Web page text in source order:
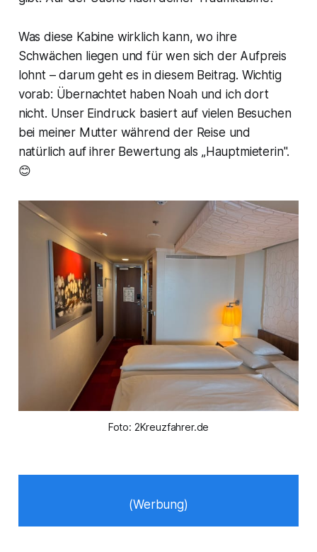
Was diese Kabine wirklich kann, wo ihre
Schwächen liegen und für wen sich der Aufpreis
lohnt – darum geht es in diesem Beitrag. Wichtig
vorab: Übernachtet haben Noah und ich dort
nicht. Unser Eindruck basiert auf vielen Besuchen
bei meiner Mutter während der Reise und
natürlich auf ihrer Bewertung als „Hauptmieterin".
😊
Foto: 2Kreuzfahrer.de
(Werbung)